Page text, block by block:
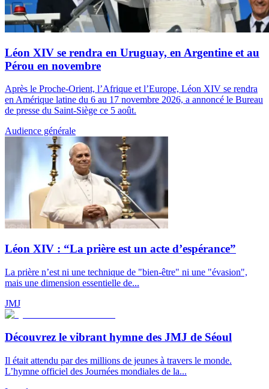
Léon XIV se rendra en Uruguay, en Argentine et au
Pérou en novembre
Après le Proche-Orient, l’Afrique et l’Europe, Léon XIV se rendra
en Amérique latine du 6 au 17 novembre 2026, a annoncé le Bureau
de presse du Saint-Siège ce 5 août.
Audience générale
Léon XIV : “La prière est un acte d’espérance”
La prière n’est ni une technique de "bien-être" ni une "évasion",
mais une dimension essentielle de...
JMJ
Découvrez le vibrant hymne des JMJ de Séoul
Il était attendu par des millions de jeunes à travers le monde.
L’hymne officiel des Journées mondiales de la...